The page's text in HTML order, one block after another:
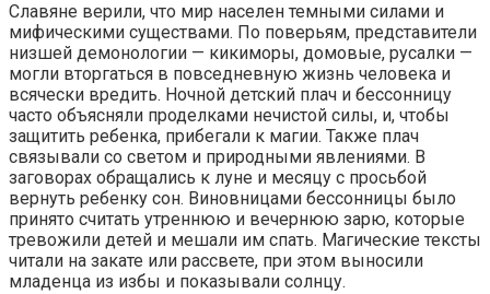
Славяне верили, что мир населен темными силами и
мифическими существами. По поверьям, представители
низшей демонологии — кикиморы, домовые, русалки —
могли вторгаться в повседневную жизнь человека и
всячески вредить. Ночной детский плач и бессонницу
часто объясняли проделками нечистой силы, и, чтобы
защитить ребенка, прибегали к магии. Также плач
связывали со светом и природными явлениями. В
заговорах обращались к луне и месяцу с просьбой
вернуть ребенку сон. Виновницами бессонницы было
принято считать утреннюю и вечернюю зарю, которые
тревожили детей и мешали им спать. Магические тексты
читали на закате или рассвете, при этом выносили
младенца из избы и показывали солнцу.